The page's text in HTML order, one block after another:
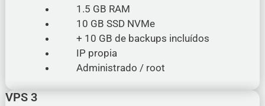
1.5 GB RAM
10 GB SSD NVMe
+ 10 GB de backups incluídos
IP propia
Administrado / root
VPS 3